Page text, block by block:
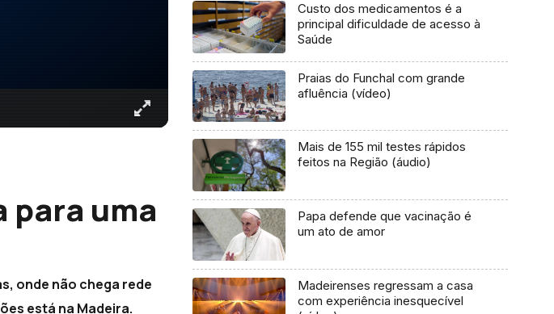
para uma
onde não chega rede
está na Madeira.
Custo dos medicamentos é a
principal dificuldade de acesso à
Saúde
Praias do Funchal com grande
afluência (vídeo)
Mais de 155 mil testes rápidos
feitos na Região (áudio)
Papa defende que vacinação é
um ato de amor
Madeirenses regressam a casa
com experiência inesquecível